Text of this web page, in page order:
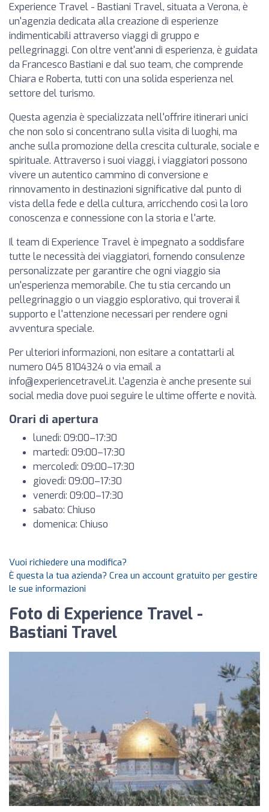
Experience Travel - Bastiani Travel, situata a Verona, è
un'agenzia dedicata alla creazione di esperienze
indimenticabili attraverso viaggi di gruppo e
pellegrinaggi. Con oltre vent'anni di esperienza, è guidata
da Francesco Bastiani e dal suo team, che comprende
Chiara e Roberta, tutti con una solida esperienza nel
settore del turismo.
Questa agenzia è specializzata nell'offrire itinerari unici
che non solo si concentrano sulla visita di luoghi, ma
anche sulla promozione della crescita culturale, sociale e
spirituale. Attraverso i suoi viaggi, i viaggiatori possono
vivere un autentico cammino di conversione e
rinnovamento in destinazioni significative dal punto di
vista della fede e della cultura, arricchendo così la loro
conoscenza e connessione con la storia e l'arte.
Il team di Experience Travel è impegnato a soddisfare
tutte le necessità dei viaggiatori, fornendo consulenze
personalizzate per garantire che ogni viaggio sia
un'esperienza memorabile. Che tu stia cercando un
pellegrinaggio o un viaggio esplorativo, qui troverai il
supporto e l'attenzione necessari per rendere ogni
avventura speciale.
Per ulteriori informazioni, non esitare a contattarli al
numero 045 8104324 o via email a
info@experiencetravel.it. L'agenzia è anche presente sui
social media dove puoi seguire le ultime offerte e novità.
Orari di apertura
lunedì: 09:00–17:30
martedì: 09:00–17:30
mercoledì: 09:00–17:30
giovedì: 09:00–17:30
venerdì: 09:00–17:30
sabato: Chiuso
domenica: Chiuso
Vuoi richiedere una modifica?
È questa la tua azienda? Crea un account gratuito per gestire
le sue informazioni
Foto di Experience Travel -
Bastiani Travel